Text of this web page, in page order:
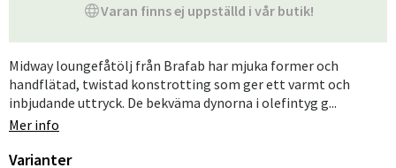
Varan finns ej uppställd i vår butik!
Midway loungefåtölj från Brafab har mjuka former och
handflätad, twistad konstrotting som ger ett varmt och
inbjudande uttryck. De bekväma dynorna i olefintyg g...
Mer info
Varianter